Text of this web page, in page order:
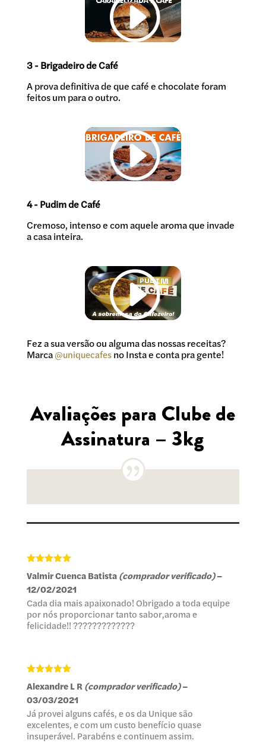
3 - Brigadeiro de Café
A prova definitiva de que café e chocolate foram
feitos um para o outro.
4 - Pudim de Café
Cremoso, intenso e com aquele aroma que invade
a casa inteira.
Fez a sua versão ou alguma das nossas receitas?
Marca@uniquecafesno Insta e conta pra gente!
Avaliações para Clube de
Assinatura – 3kg
de 5
Valmir Cuenca Batista(comprador verificado) –
12/02/2021
Cada dia mais apaixonado! Obrigado a toda equipe
por nós proporcionar tanto sabor,aroma e
felicidade!! ?????????????
de 5
Alexandre L R(comprador verificado) –
03/03/2021
Já provei alguns cafés, e os da Unique são
excelentes, e com um custo benefício quase
insuperável. Parabéns e continuem assim.